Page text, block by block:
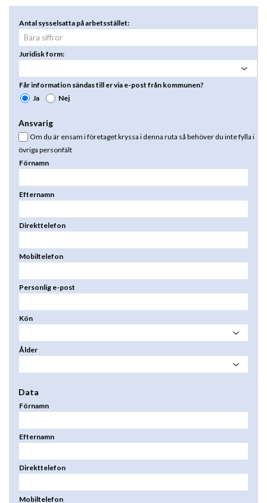
Antal sysselsatta på arbetsstället:
Juridisk form:
Får information sändas till er via e-post från kommunen?
Ja
Nej
Ansvarig
Om du är ensam i företaget kryssa i denna ruta så behöver du inte fylla i
övriga personfält
Förnamn
Efternamn
Direkttelefon
Mobiltelefon
Personlig e-post
Kön
Ålder
Data
Förnamn
Efternamn
Direkttelefon
Mobiltelefon